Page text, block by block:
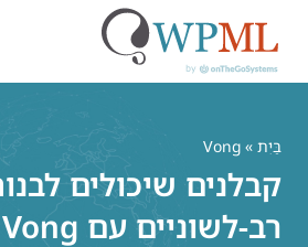
בַּיִת » Vong
קבלנים שיכולים
רב-לשוניים עם Vong